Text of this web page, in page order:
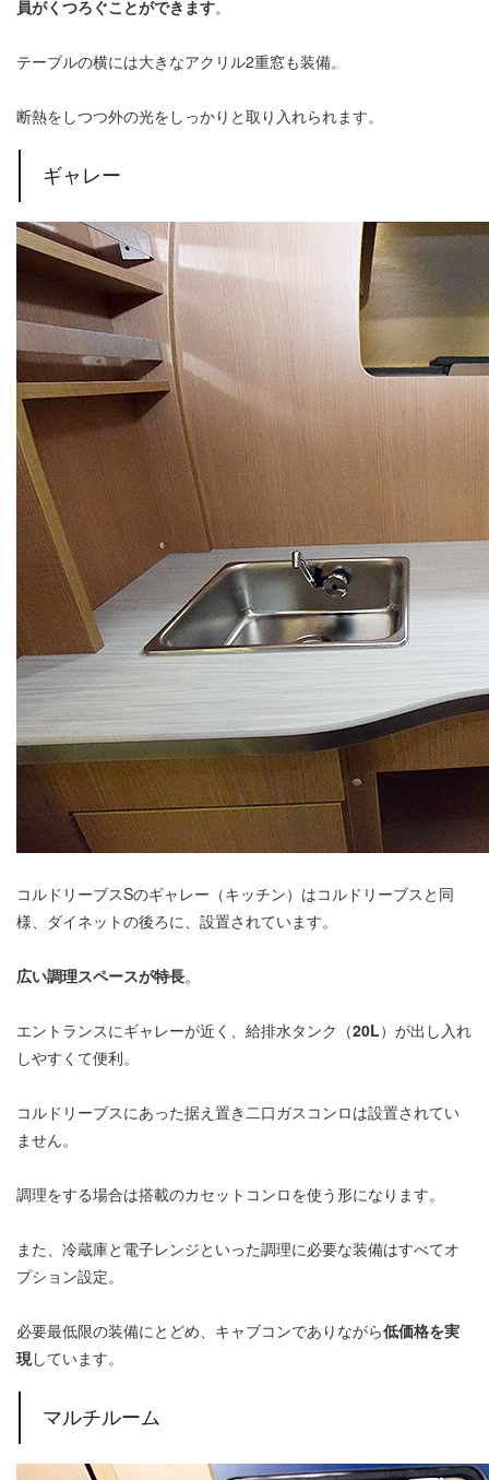
員がくつろぐことができます。
テーブルの横には大きなアクリル2重窓も装備。
断熱をしつつ外の光をしっかりと取り入れられます。
ギャレー
コルドリーブスSのギャレー（キッチン）はコルドリーブスと同
様、ダイネットの後ろに、設置されています。
広い調理スペースが特長。
エントランスにギャレーが近く、給排水タンク（20L）が出し入れ
しやすくて便利。
コルドリーブスにあった据え置き二口ガスコンロは設置されてい
ません。
調理をする場合は搭載のカセットコンロを使う形になります。
また、冷蔵庫と電子レンジといった調理に必要な装備はすべてオ
プション設定。
必要最低限の装備にとどめ、キャブコンでありながら低価格を実
現しています。
マルチルーム